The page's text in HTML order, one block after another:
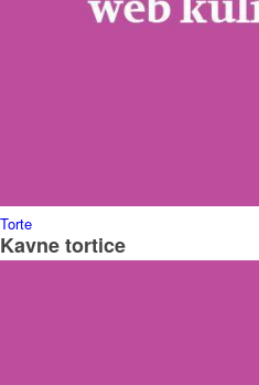
Torte
Kavne tortice